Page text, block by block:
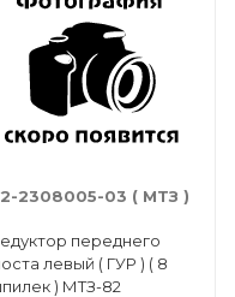
2308005-03 ( МТЗ )
переднего
левый ( ГУР ) ( 8
) МТЗ-82